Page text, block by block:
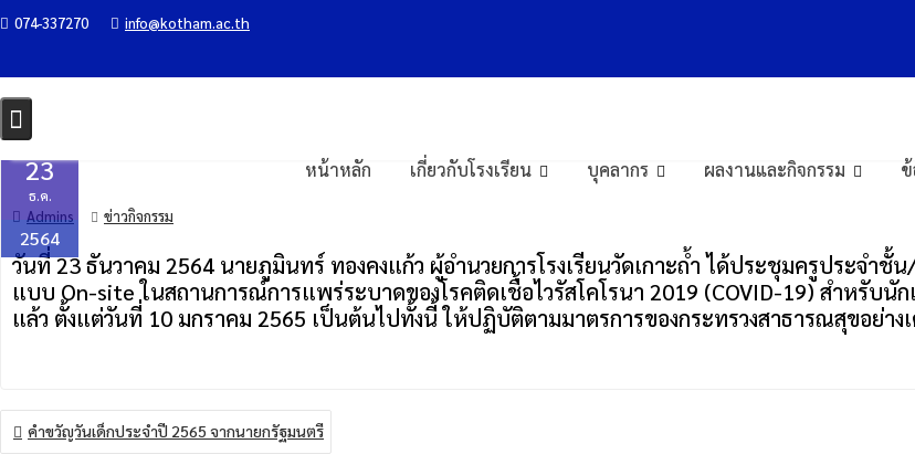
074-337270 info@kotham.ac.th
หน้าหลัก เกี่ยวกับโรงเรียน บุคลากร ผลงานและกิจกรรม
ประชุมครูประจำชั้น/ประจำวิชา ชั้น ป.6-ม.3
23
ธ.ค.
2564
Admins ข่าวกิจกรรม
วันที่ 23 ธันวาคม 2564 นายภูมินทร์ ทองคงแก้ว ผู้อำนวยการโรงเรียนวัดเกาะถ้ำ ได้ประชุมครูประจำ
แบบ On-site ในสถานการณ์การแพร่ระบาดของโรคติดเชื้อไวรัสโคโรนา 2019 (COVID-19) สำหรับ
แล้ว ตั้งแต่วันที่ 10 มกราคม 2565 เป็นต้นไปทั้งนี้ ให้ปฏิบัติตามมาตรการของกระทรวงสาธารณสุขอย่าง
แนะแนว
เรื่อง
คำขวัญวันเด็กประจำปี 2565 จากนายกรัฐมนตรี